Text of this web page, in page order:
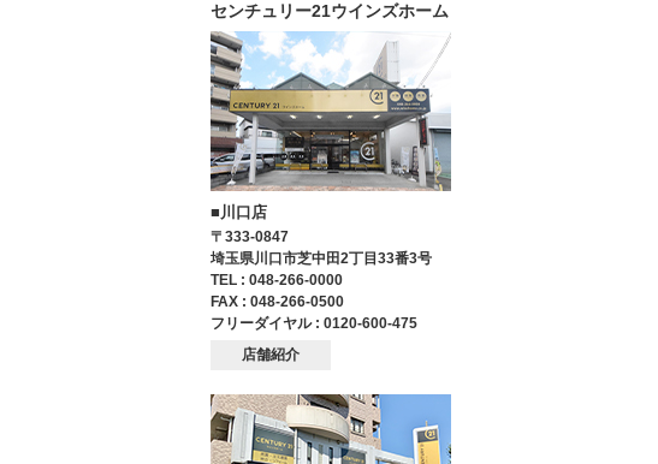
センチュリー21ウインズホーム
■川口店
〒333-0847
埼玉県川口市芝中田2丁目33番3号
TEL : 048-266-0000
FAX : 048-266-0500
フリーダイヤル : 0120-600-475
店舗紹介